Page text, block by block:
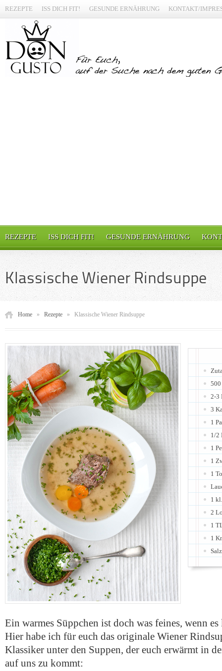
REZEPTE ISS DICH FIT! GESUNDE ERNÄHRUNG KONTAKT/
REZEPTE ISS DICH FIT! GESUNDE ERNÄHRUNG
Klassische Wiener Rindsuppe
Home » Rezepte » Klassische Wiener Rindsuppe
2-3
3
1
1/2
1
1
1
1
2
1
1
Salz
Ein warmes Süppchen ist doch was feines, wenn
Hier habe ich für euch das originale Wiener
Klassiker unter den Suppen, der euch erwärmt in
auf uns zu kommt: